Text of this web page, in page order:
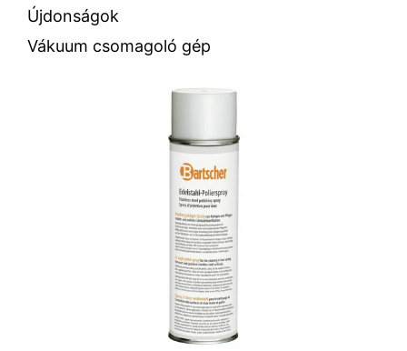
Újdonságok
Vákuum csomagoló gép